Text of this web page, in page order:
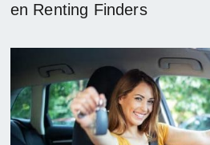
en Renting Finders